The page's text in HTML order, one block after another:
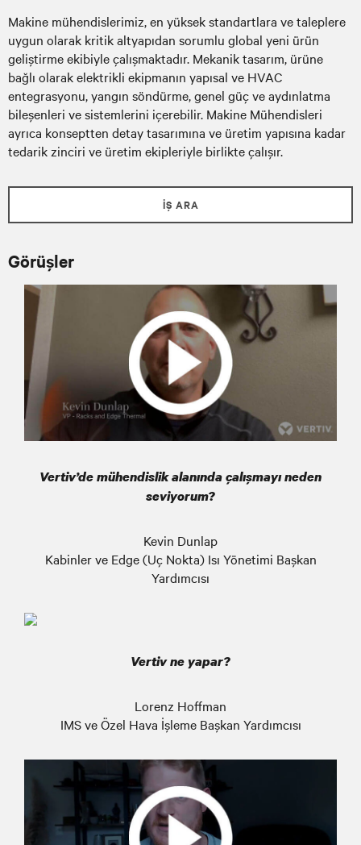
Makine mühendislerimiz, en yüksek standartlara ve taleplere
uygun olarak kritik altyapıdan sorumlu global yeni ürün
geliştirme ekibiyle çalışmaktadır. Mekanik tasarım, ürüne
bağlı olarak elektrikli ekipmanın yapısal ve HVAC
entegrasyonu, yangın söndürme, genel güç ve aydınlatma
bileşenleri ve sistemlerini içerebilir. Makine Mühendisleri
ayrıca konseptten detay tasarımına ve üretim yapısına kadar
tedarik zinciri ve üretim ekipleriyle birlikte çalışır.
İŞ ARA
Görüşler
Vertiv’de mühendislik alanında çalışmayı neden
seviyorum?
Kevin Dunlap
Kabinler ve Edge (Uç Nokta) Isı Yönetimi Başkan
Yardımcısı
Vertiv ne yapar?
Lorenz Hoffman
IMS ve Özel Hava İşleme Başkan Yardımcısı